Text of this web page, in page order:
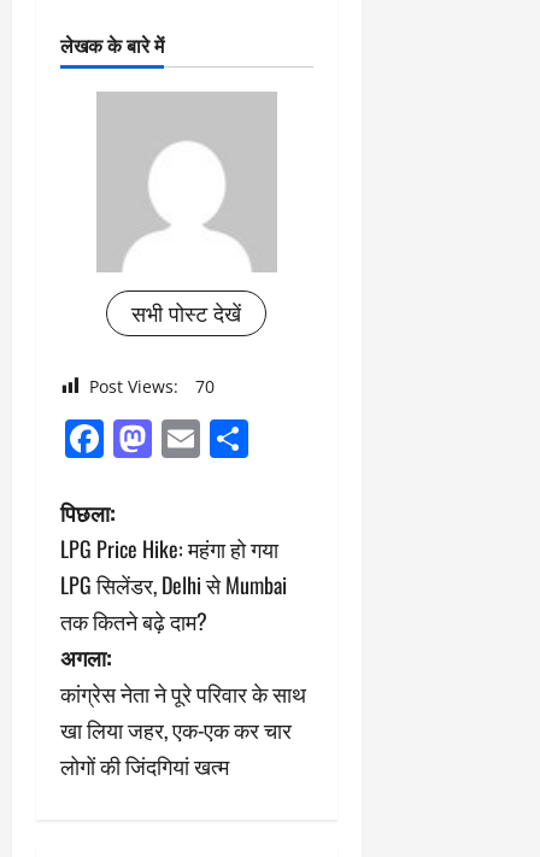
लेखक के बारे में
सभी पोस्ट देखें
Post Views: 70
Facebook
Mastodon
Email
पो
स्ट
ने
वि
गे
श
पिछला:
LPG Price Hike: महंगा हो गया
LPG सिलेंडर, Delhi से Mumbai
तक कितने बढ़े दाम?
अगला:
कांग्रेस नेता ने पूरे परिवार के साथ
खा लिया जहर, एक-एक कर चार
लोगों की जिंदगियां खत्म